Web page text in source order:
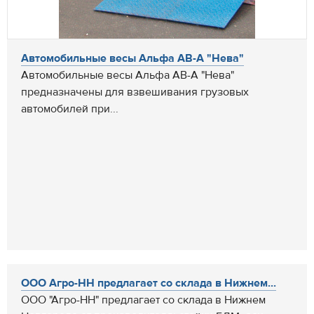
Автомобильные весы Альфа АВ-А "Нева"
Автомобильные весы Альфа АВ-А "Нева"
предназначены для взвешивания грузовых
автомобилей при...
ООО Агро-НН предлагает со склада в Нижнем...
ООО "Агро-НН" предлагает со склада в Нижнем